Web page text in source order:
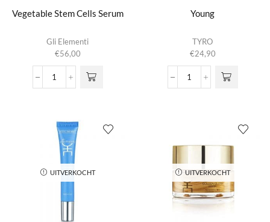
Vegetable Stem Cells Serum
Gli Elementi
€56,00
Vegetable
aantal
Young
TYRO
€24,90
Young
UITVERKOCHT UITVERKOCHT